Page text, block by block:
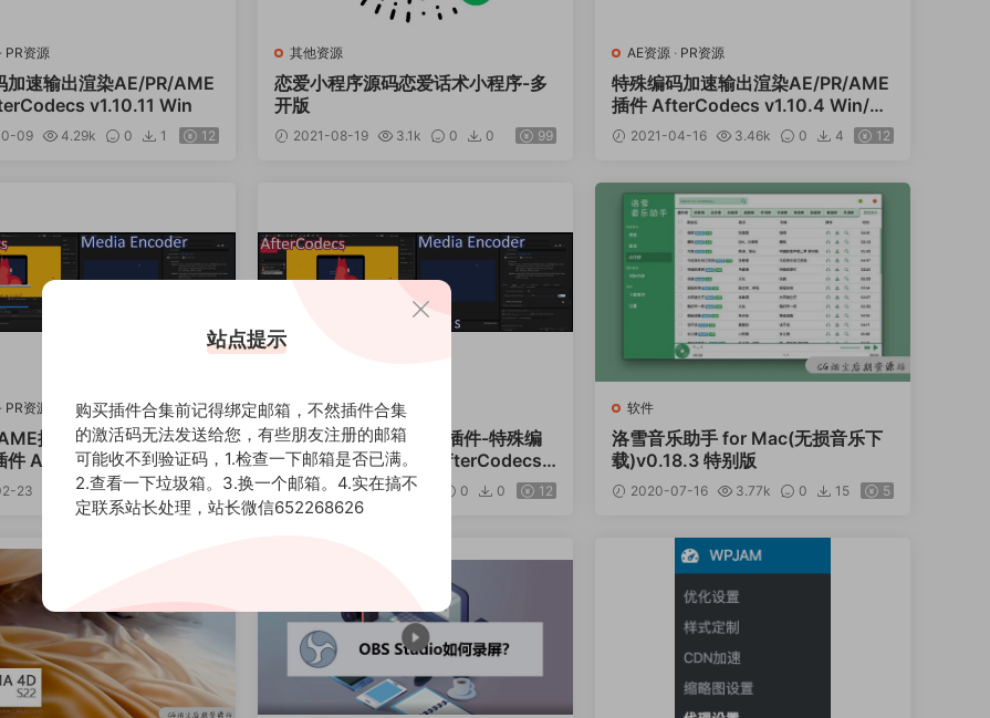
· PR资源
加速输出渲染AE/PR/AME
v1.10.11 Win
09 4.29k 0 1 12
其他资源
恋爱小程序源码恋爱话术小程序-多
开版
2021-08-19 3.1k 0 0 99
AE资源 · PR资源
特殊编码加速输出渲染AE/PR/AME
插件 AfterCodecs v1.10.4 Win/M
ac 2021-04-16 3.46k 0 4 12
· PR资源
插件-特殊编码加速输
件 AfterCodecs v1.10.5
23 4.31k 0 12
AE资源·PR资源
中文汉化AE/PR/AME插件-特殊编
码加速输出渲染插件AfterCodecs v
1.9.9 Win破解版
2020-11-03 4.21k 0 0 12
软件
洛雪音乐助手 for Mac(无损音乐下
载)v0.18.3 特别版
2020-07-16 3.77k 0 15 5
站点提示
购买插件合集前记得绑定邮箱，不然插件合集
的激活码无法发送给您，有些朋友注册的邮箱
可能收不到验证码，1.检查一下邮箱是否已满。
2.查看一下垃圾箱。3.换一个邮箱。4.实在搞不
定联系站长处理，站长微信652268626